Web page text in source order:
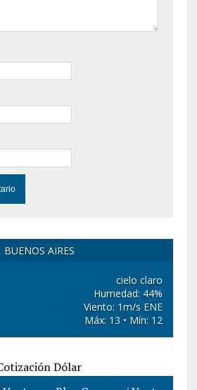
BUENOS AIRES
cielo claro
Humedad: 44%
Viento: 1m/s ENE
Máx: 13 • Mín: 12
Dólar